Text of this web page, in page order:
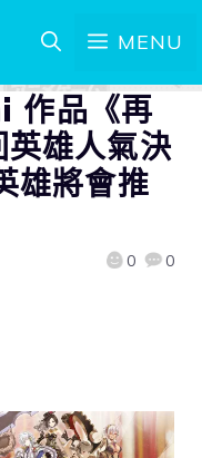
MENU
作品《再
雄人氣決
雄將會推
0 0